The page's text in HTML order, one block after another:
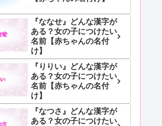
『ななせ』どんな漢字が
ある？女の子につけたい
名前【赤ちゃんの名付
け】
『りりい』どんな漢字が
ある？女の子につけたい
名前【赤ちゃんの名付
け】
『なつさ』どんな漢字が
ある？女の子につけたい